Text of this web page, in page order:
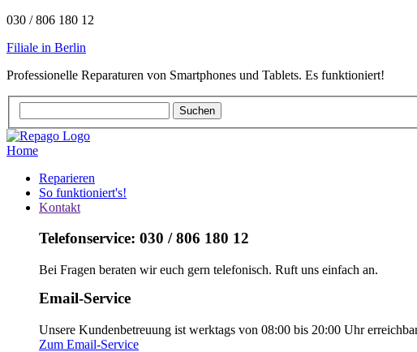
030 / 806 180 12
Filiale in Berlin
Professionelle Reparaturen von Smartphones und Tablets. Es funktioniert!
Home
Reparieren
So funktioniert's!
Kontakt
Telefonservice: 030 / 806 180 12
Bei Fragen beraten wir euch gern telefonisch. Ruft uns einfach an.
Email-Service
Unsere Kundenbetreuung ist werktags von 08:00 bis 20:00 Uhr
Zum Email-Service